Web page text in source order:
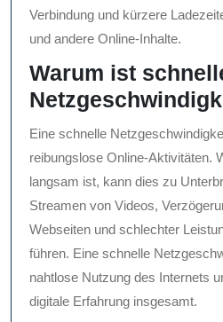
Verbindung und kürzere
und andere Online-Inhalte.
Warum ist
Eine schnelle
reibungslose Online-Aktivitäten.
langsam ist, kann dies zu
Streamen von Videos,
Webseiten und schlechter
führen. Eine schnelle
nahtlose Nutzung des Internets
digitale Erfahrung insgesamt.